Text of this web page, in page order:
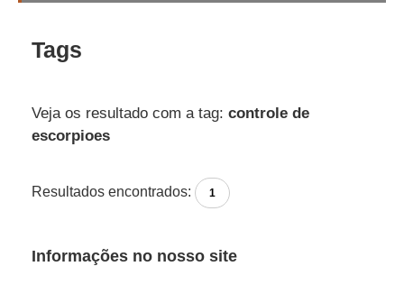
Tags
Veja os resultado com a tag: controle de
escorpioes
Resultados encontrados: 1
Informações no nosso site